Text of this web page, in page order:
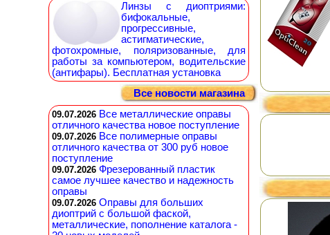
Линзы с диоптриями:
бифокальные,
прогрессивные,
астигматические,
фотохромные, поляризованные, для
работы за компьютером, водительские
(антифары). Бесплатная установка
Все новости магазина
09.07.2026 Все металлические оправы
отличного качества новое поступление
09.07.2026 Все полимерные оправы
отличного качества от 300 руб новое
поступление
09.07.2026 Фрезерованный пластик
самое лучшее качество и надежность
оправы
09.07.2026 Оправы для больших
диоптрий с большой фаской,
металлические, пополнение каталога -